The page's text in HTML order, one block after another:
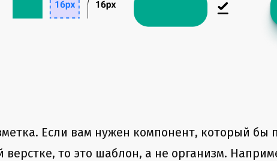
Если вам нужен компонент, который бы
верстке, то это шаблон, а не организм.